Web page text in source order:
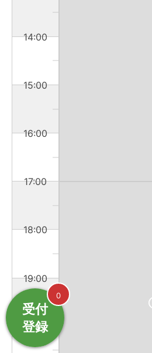
14:00
15:00
16:00
17:00
18:00
19:00
20:00
0
受付
登録